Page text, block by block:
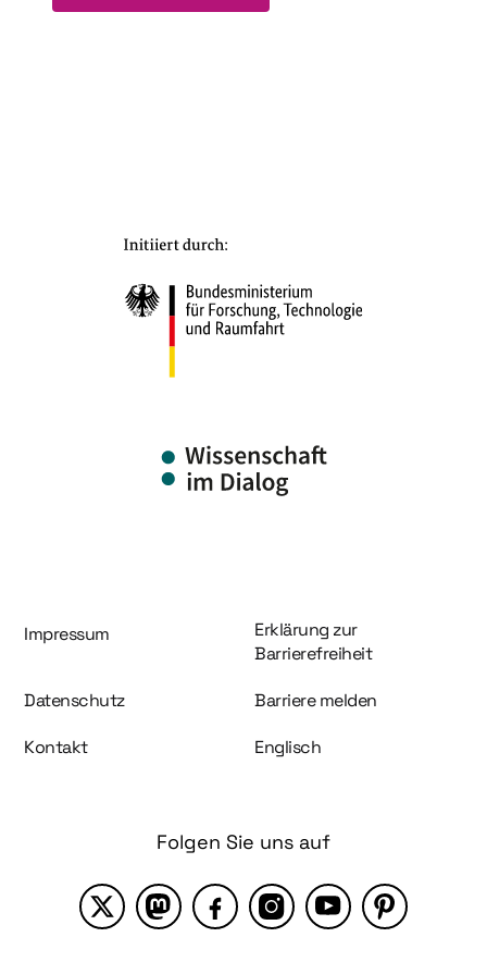
Information und Service
Impressum
Erklärung zur
Barrierefreiheit
Datenschutz Barriere melden
Kontakt Englisch
Folgen Sie uns auf